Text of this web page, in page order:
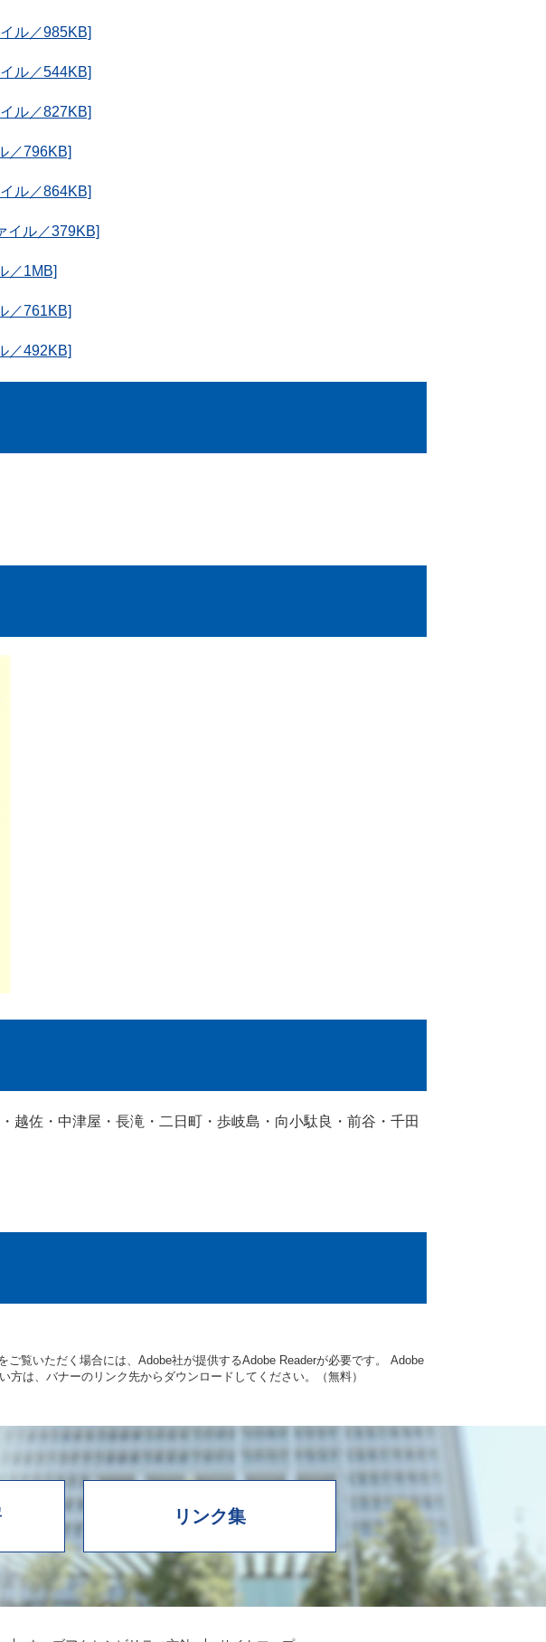
ル／985KB]
ル／544KB]
ル／827KB]
／796KB]
ル／864KB]
イル／379KB]
／1MB]
／761KB]
／492KB]
越佐・中津屋・長滝・二日町・歩岐島・向小駄良・前谷・千田
ご覧いただく場合には、Adobe社が提供するAdobe Readerが必要です。
Adobe
方は、バナーのリンク先からダウンロードしてください。（無料）
リンク集